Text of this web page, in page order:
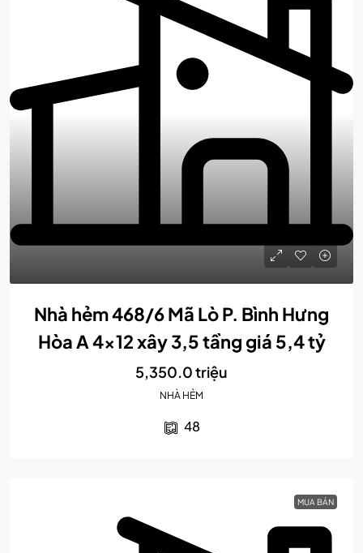
Nhà hẻm 468/6 Mã Lò P. Bình Hưng
Hòa A 4×12 xây 3,5 tầng giá 5,4 tỷ
5,350.0 triệu
NHÀ HẺM
48
MUA BÁN